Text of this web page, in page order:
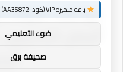
جو ياب: سوف
أفضل
باقة متميزة VIP (كود: AA35872):
ضوء التعليمي
صحيفة برق